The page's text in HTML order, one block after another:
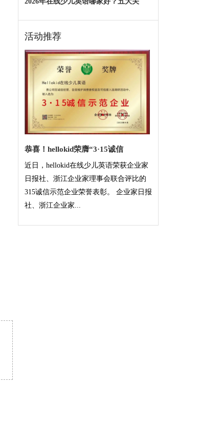
活动推荐
恭喜！hellokid荣膺“3·15诚信
近日，hellokid在线少儿英语荣获企业家
日报社、浙江企业家理事会联合评比的
315诚信示范企业荣誉表彰。 企业家日报
社、浙江企业家...